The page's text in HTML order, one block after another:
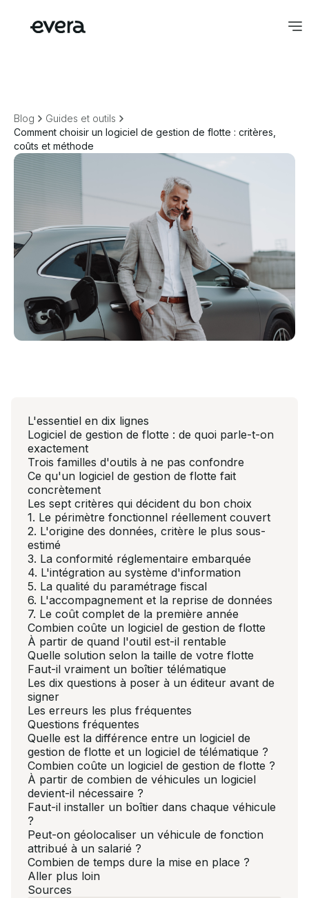
Blog
Guides et outils
Comment choisir un logiciel de gestion de flotte : critères,
coûts et méthode
L'essentiel en dix lignes
Logiciel de gestion de flotte : de quoi parle-t-on
exactement
Trois familles d'outils à ne pas confondre
Ce qu'un logiciel de gestion de flotte fait
concrètement
Les sept critères qui décident du bon choix
1. Le périmètre fonctionnel réellement couvert
2. L'origine des données, critère le plus sous-
estimé
3. La conformité réglementaire embarquée
4. L'intégration au système d'information
5. La qualité du paramétrage fiscal
6. L'accompagnement et la reprise de données
7. Le coût complet de la première année
Combien coûte un logiciel de gestion de flotte
À partir de quand l'outil est-il rentable
Quelle solution selon la taille de votre flotte
Faut-il vraiment un boîtier télématique
Les dix questions à poser à un éditeur avant de
signer
Les erreurs les plus fréquentes
Questions fréquentes
Quelle est la différence entre un logiciel de
gestion de flotte et un logiciel de télématique ?
Combien coûte un logiciel de gestion de flotte ?
À partir de combien de véhicules un logiciel
devient-il nécessaire ?
Faut-il installer un boîtier dans chaque véhicule
?
Peut-on géolocaliser un véhicule de fonction
attribué à un salarié ?
Combien de temps dure la mise en place ?
Aller plus loin
Sources